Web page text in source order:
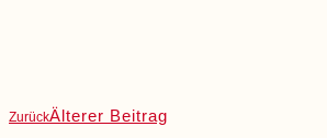
ZurückÄlterer Beitrag